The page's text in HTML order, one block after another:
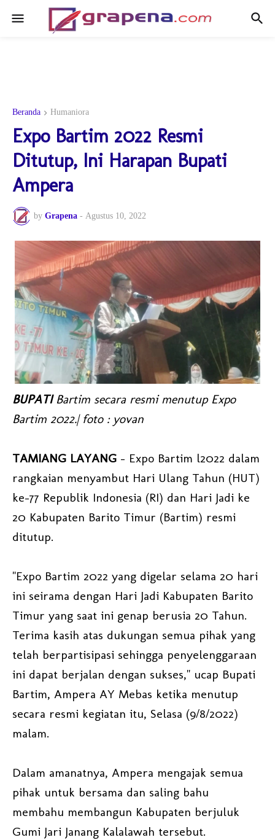
Beranda Humaniora
Expo Bartim 2022 Resmi
Ditutup, Ini Harapan Bupati
Ampera
by Grapena - Agustus 10, 2022
BUPATIBartim secara resmi menutup Expo
Bartim 2022.| foto : yovan
TAMIANG LAYANG - Expo Bartim l2022 dalam
rangkaian menyambut Hari Ulang Tahun (HUT)
ke-77 Republik Indonesia (RI) dan Hari Jadi ke
20 Kabupaten Barito Timur (Bartim) resmi
ditutup.
"Expo Bartim 2022 yang digelar selama 20 hari
ini seirama dengan Hari Jadi Kabupaten Barito
Timur yang saat ini genap berusia 20 Tahun.
Terima kasih atas dukungan semua pihak yang
telah berpartisipasi sehingga penyelenggaraan
ini dapat berjalan dengan sukses," ucap Bupati
Bartim, Ampera AY Mebas ketika menutup
secara resmi kegiatan itu, Selasa (9/8/2022)
malam.
Dalam amanatnya, Ampera mengajak semua
pihak untuk bersama dan saling bahu
membahu membangun Kabupaten berjuluk
Gumi Jari Janang Kalalawah tersebut.